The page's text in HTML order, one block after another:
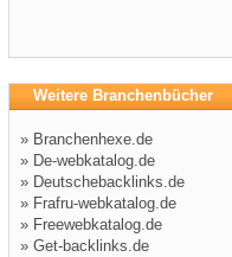
Weitere Branchenbücher
» Branchenhexe.de
» De-webkatalog.de
» Deutschebacklinks.de
» Frafru-webkatalog.de
» Freewebkatalog.de
» Get-backlinks.de